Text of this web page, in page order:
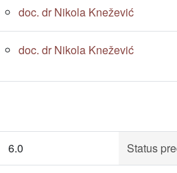
doc. dr Nikola Knežević
doc. dr Nikola Knežević
6.0 Status